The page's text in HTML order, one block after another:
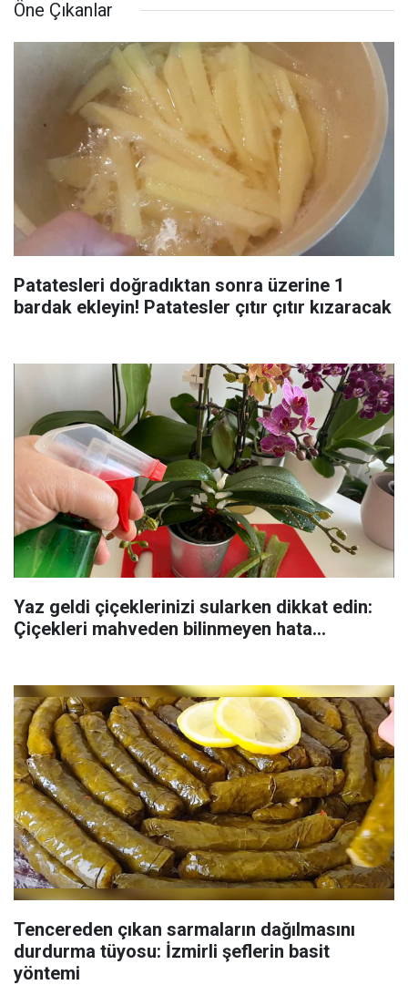
Öne Çıkanlar
Patatesleri doğradıktan sonra üzerine 1
bardak ekleyin! Patatesler çıtır çıtır kızaracak
Yaz geldi çiçeklerinizi sularken dikkat edin:
Çiçekleri mahveden bilinmeyen hata...
Tencereden çıkan sarmaların dağılmasını
durdurma tüyosu: İzmirli şeflerin basit
yöntemi